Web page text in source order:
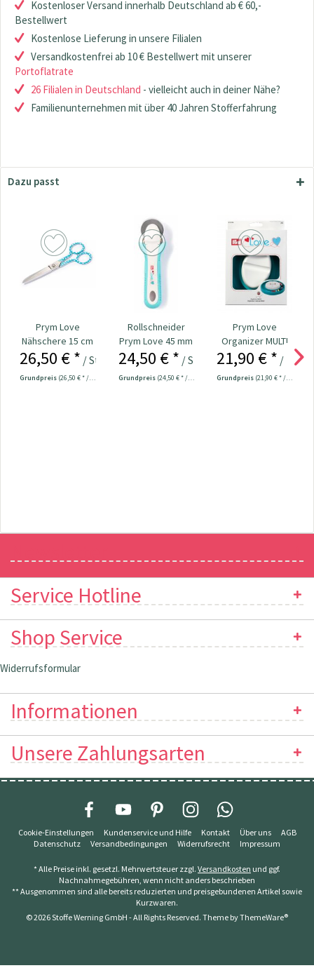
Kostenloser Versand innerhalb Deutschland ab € 60,-
Bestellwert
Kostenlose Lieferung in unsere Filialen
Versandkostenfrei ab 10 € Bestellwert mit unserer
Portoflatrate
26 Filialen in Deutschland - vielleicht auch in deiner Nähe?
Familienunternehmen mit über 40 Jahren Stofferfahrung
Dazu passt
Prym Love
Nähschere 15 cm
Nr. 610541
26,50 € * / Stück
Grundpreis (26,50 € * / 1 Stück)
Rollschneider
Prym Love 45 mm
24,50 € * / Stück
Grundpreis (24,50 € * / 1 Stück)
Prym Love
Organizer MULTI
Nr. 610286
21,90 € * / Stück
Grundpreis (21,90 € * / 1 Stück)
Service Hotline
Shop Service
Widerrufsformular
Informationen
Unsere Zahlungsarten
Cookie-Einstellungen Kundenservice und Hilfe Kontakt Über uns
AGB
Datenschutz
Versandbedingungen Widerrufsrecht Impressum
* Alle Preise inkl. gesetzl. Mehrwertsteuer zzgl. Versandkosten und ggf.
Nachnahmegebühren, wenn nicht anders beschrieben
** Ausgenommen sind alle bereits reduzierten und preisgebundenen Artikel sowie
Kurzwaren.
© 2026 Stoffe Werning GmbH - All Rights Reserved. Theme byThemeWare®